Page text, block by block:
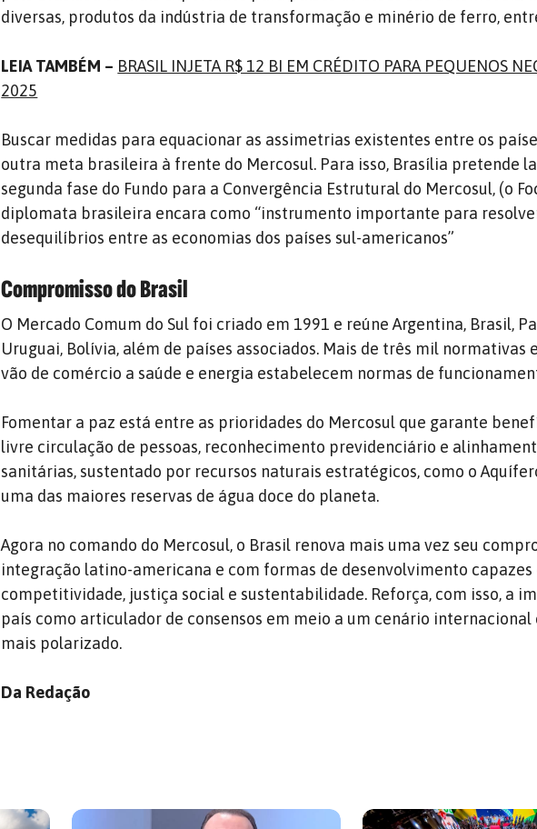
diversas, produtos da indústria de transformação e minério de ferro,
LEIA TAMBÉM – BRASIL INJETA R$ 12 BI EM CRÉDITO PARA PEQUENOS
2025
Buscar medidas para equacionar as assimetrias existentes entre os
outra meta brasileira à frente do Mercosul. Para isso, Brasília pretende
segunda fase do Fundo para a Convergência Estrutural do Mercosul, (o
diplomata brasileira encara como “instrumento importante para
desequilíbrios entre as economias dos países sul-americanos”
Compromisso do Brasil
O Mercado Comum do Sul foi criado em 1991 e reúne Argentina, Brasil,
Uruguai, Bolívia, além de países associados. Mais de três mil normativas
vão de comércio a saúde e energia estabelecem normas de
Fomentar a paz está entre as prioridades do Mercosul que garante
livre circulação de pessoas, reconhecimento previdenciário e
sanitárias, sustentado por recursos naturais estratégicos, como o
uma das maiores reservas de água doce do planeta.
Agora no comando do Mercosul, o Brasil renova mais uma vez seu
integração latino-americana e com formas de desenvolvimento capazes
competitividade, justiça social e sustentabilidade. Reforça, com isso, a
país como articulador de consensos em meio a um cenário internacional
mais polarizado.
Da Redação